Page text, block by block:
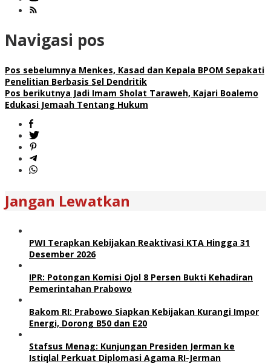
Navigasi pos
Pos sebelumnya Menkes, Kasad dan Kepala BPOM Sepakati
Penelitian Berbasis Sel Dendritik
Pos berikutnya Jadi Imam Sholat Taraweh, Kajari Boalemo
Edukasi Jemaah Tentang Hukum
Jangan Lewatkan
PWI Terapkan Kebijakan Reaktivasi KTA Hingga 31
Desember 2026
IPR: Potongan Komisi Ojol 8 Persen Bukti Kehadiran
Pemerintahan Prabowo
Bakom RI: Prabowo Siapkan Kebijakan Kurangi Impor
Energi, Dorong B50 dan E20
Stafsus Menag: Kunjungan Presiden Jerman ke
Istiqlal Perkuat Diplomasi Agama RI-Jerman